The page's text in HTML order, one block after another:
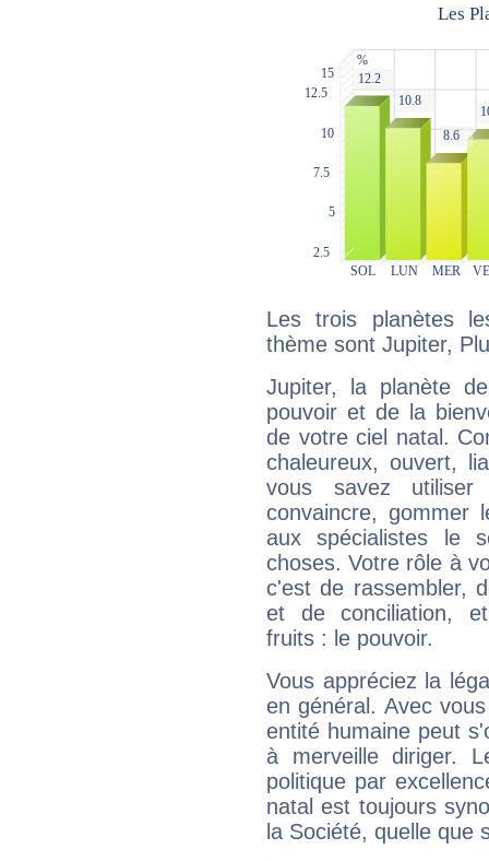
Les trois planètes
thème sont Jupiter,
Jupiter, la planète
pouvoir et de la
de votre ciel natal.
chaleureux, ouvert,
vous savez
convaincre, gommer
aux spécialistes le
choses. Votre rôle à
c'est de rassembler,
et de conciliation,
fruits : le pouvoir.
Vous appréciez la
en général. Avec
entité humaine peut
à merveille diriger.
politique par
natal est toujours
la Société, quelle que